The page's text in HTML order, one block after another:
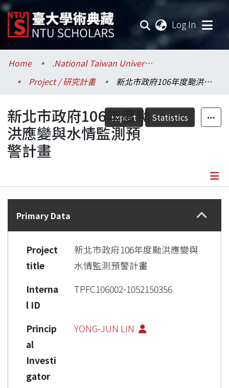
Log In
Communities & Collections
Research Outputs
Fundings & Projects
Researchers
Statistics
Home
.National Taiwan University / 國立臺灣大學
Project / 研究計畫
新北市政府106年度颱洪應變與水情監測預警計畫
Export Statistics
新北市政府106年度颱
洪應變與水情監測預
警計畫
Details
Primary Data
Project
title
新北市政府106年度颱洪應變與
水情監測預警計畫
Interna
l ID
TPFC106002-1052150356
Princip
al
Investi
gator
YONG-JUN LIN